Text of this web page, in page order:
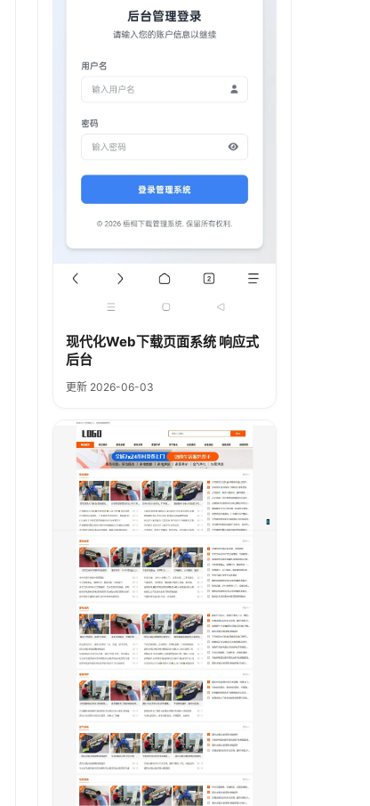
现代化Web下载页面系统 响应式
后台
更新 2026-06-03